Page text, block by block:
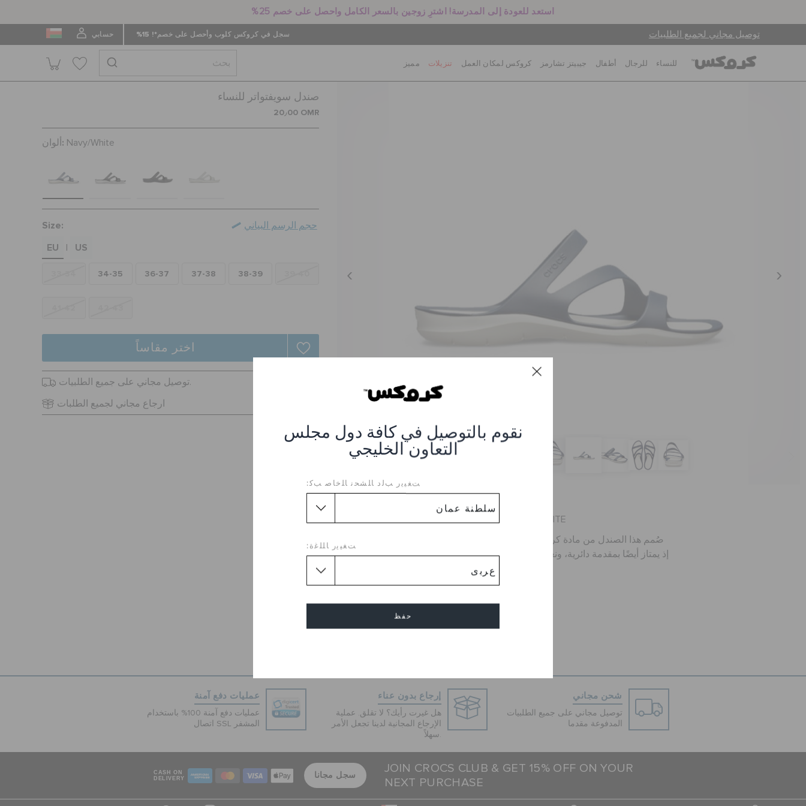
استعد للعودة إلى المدرسة! اشترِ زوجين بالسعر الكامل واحصل على خصم 25%
توصيل مجاني لجميع الطلبيات سجل في كروكس كلوب وأحصل على خصم*! 15% حسابي
نقوم بالتوصيل في كافة دول مجلس
التعاون الخليجي
ﺖﻐﻴﻳﺭ ﺐﻟﺩ ﺎﻠﺸﺤﻧ ﺎﻠﺧﺎﺻ ﺐﻛ:
ﺖﻐﻴﻳﺭ ﺎﻠﻠﻏﺓ:
حفظ
للنساء للرجال أطفال جيبيتز تشارمز كروكس لمكان العمل تنزيلات مميز
صندل سويفتواتر للنساء
20٫00 OMR
ألوان: Navy/White
Size:
EU
US
34-35 36-37 37-38 38-39
حجم الرسم البياني
اختر مقاساً
توصيل مجاني على جميع الطلبيات.
ارجاع مجاني لجميع الطلبات
صندل سويفتواتر للنساء
العنصر #203998-462-NAVY-WHITE
صُمم هذا الصندل من مادة كروسلايت والذي يمتاز بأناقته العالية،
إذ يمتاز أيضًا بمقدمة دائرية، ونعل مطاطي يمنح مرونة لمرتديه في
Upper Material :
شحن مجاني
توصيل مجاني على جميع الطلبيات
المدفوعة مقدما
إرجاع بدون عناء
هل غيرت رأيك؟ لا تقلق. عملية
الإرجاع المجانية لدينا تجعل الأمر
سهلاً.
عمليات دفع آمنة
عمليات دفع آمنة 100% باستخدام
اتصال SSL المشفر
JOIN CROCS CLUB & GET 15% OFF ON YOUR
NEXT PURCHASE
سجل مجانا
CASH ON
DELIVERY